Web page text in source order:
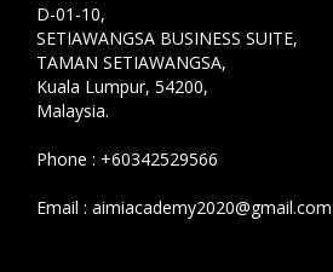
D-01-10,
SETIAWANGSA BUSINESS SUITE,
TAMAN SETIAWANGSA,
Kuala Lumpur, 54200,
Malaysia.
Phone : +60342529566
Email : aimiacademy2020@gmail.com